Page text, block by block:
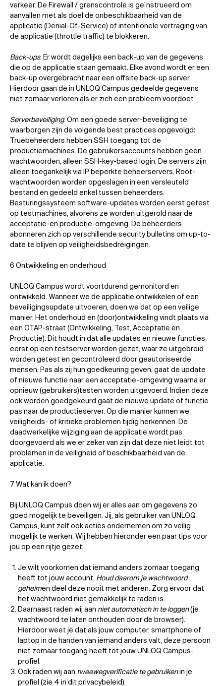
verkeer. De Firewall / grenscontrole is geïnstrueerd om
aanvallen met als doel de onbeschikbaarheid van de
applicatie (Denial-Of-Service) of intentionele vertraging van
de applicatie (throttle traffic) te blokkeren.
Back-ups. Er wordt dagelijks een back-up van de gegevens
die op de applicatie staan gemaakt. Elke avond wordt er een
back-up overgebracht naar een offsite back-up server.
Hierdoor gaan de in UNLOQ Campus gedeelde gegevens
niet zomaar verloren als er zich een probleem voordoet.
Serverbeveiliging. Om een goede server-beveiliging te
waarborgen zijn de volgende best practices opgevolgd:
Truebeheerders hebben SSH toegang tot de
productiemachines. De gebruikersaccounts hebben geen
wachtwoorden, alleen SSH-key-based login. De servers zijn
alleen toegankelijk via IP beperkte beheerservers. Root-
wachtwoorden worden opgeslagen in een versleuteld
bestand en gedeeld enkel tussen beheerders.
Besturingssysteem software-updates worden eerst getest
op testmachines, alvorens ze worden uitgerold naar de
acceptatie-en productie-omgeving. De beheerders
abonneren zich op verschillende security bulletins om up-to-
date te blijven op veiligheidsbedreigingen.
6 Ontwikkeling en onderhoud
UNLOQ Campus wordt voortdurend gemonitord en
ontwikkeld. Wanneer we de applicatie ontwikkelen of een
beveiligingsupdate uitvoeren, doen we dat op een veilige
manier. Het onderhoud en (door)ontwikkeling vindt plaats via
een OTAP-straat (Ontwikkeling, Test, Acceptatie en
Productie). Dit houdt in dat alle updates en nieuwe functies
eerst op een testserver worden gezet, waar ze uitgebreid
worden getest en gecontroleerd door geautoriseerde
mensen. Pas als zij hun goedkeuring geven, gaat de update
of nieuwe functie naar een acceptatie-omgeving waarna er
opnieuw (gebruikers)testen worden uitgevoerd. Indien deze
ook worden goedgekeurd gaat de nieuwe update of functie
pas naar de productieserver. Op die manier kunnen we
veiligheids- of kritieke problemen tijdig herkennen. De
daadwerkelijke wijziging aan de applicatie wordt pas
doorgevoerd als we er zeker van zijn dat deze niet leidt tot
problemen in de veiligheid of beschikbaarheid van de
applicatie.
7 Wat kan ik doen?
Bij UNLOQ Campus doen wij er alles aan om gegevens zo
goed mogelijk te beveiligen. Jij, als gebruiker van UNLOQ
Campus, kunt zelf ook acties ondernemen om zo veilig
mogelijk te werken. Wij hebben hieronder een paar tips voor
jou op een rijtje gezet:
Je wilt voorkomen dat iemand anders zomaar toegang
heeft tot jouw account. Houd daarom je wachtwoord
geheimen deel deze nooit met anderen. Zorg ervoor dat
het wachtwoord niet gemakkelijk te raden is.
Daarnaast raden wij aan niet automatisch in te loggen(je
wachtwoord te laten onthouden door de browser).
Hierdoor weet je dat als jouw computer, smartphone of
laptop in de handen van iemand anders valt, deze persoon
niet zomaar toegang heeft tot jouw UNLOQ Campus-
profiel.
Ook raden wij aan tweewegverificatie te gebruikenin je
profiel (zie 4 in dit privacybeleid).